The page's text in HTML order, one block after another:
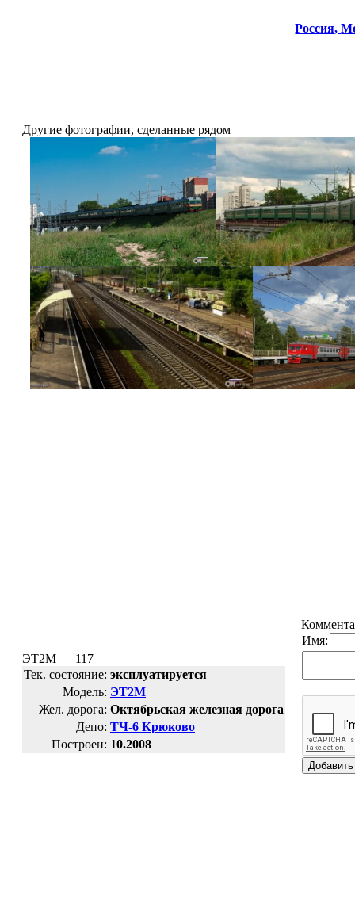
Россия,
Другие фотографии, сделанные рядом
ЭТ2М — 117
Тек. состояние: эксплуатируется
Модель: ЭТ2М
Жел. дорога: Октябрьская железная дорога
Депо: ТЧ-6 Крюково
Построен: 10.2008
Имя: